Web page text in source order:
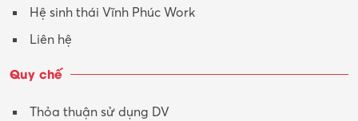
Hệ sinh thái Vĩnh Phúc Work
Liên hệ
Quy chế
Thỏa thuận sử dụng DV